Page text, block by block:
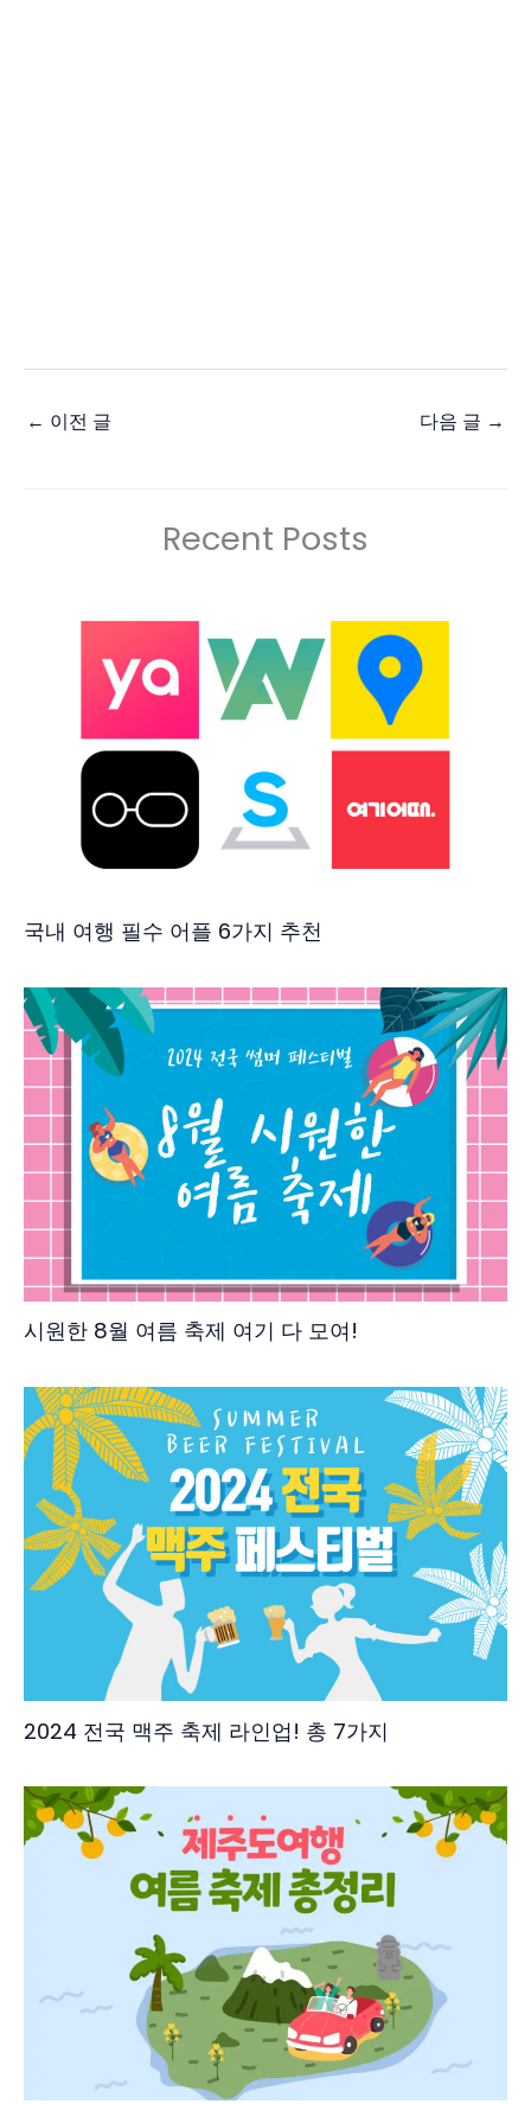
← 이전 글 다음 글 →
Recent Posts
국내 여행 필수 어플 6가지 추천
시원한 8월 여름 축제 여기 다 모여!
2024 전국 맥주 축제 라인업! 총 7가지